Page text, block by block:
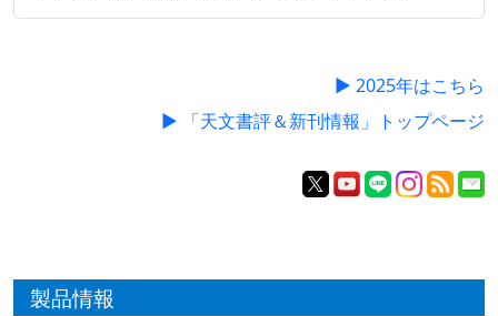
▶ 2025年はこちら
▶ 「天文書評＆新刊情報」トップページ
製品情報